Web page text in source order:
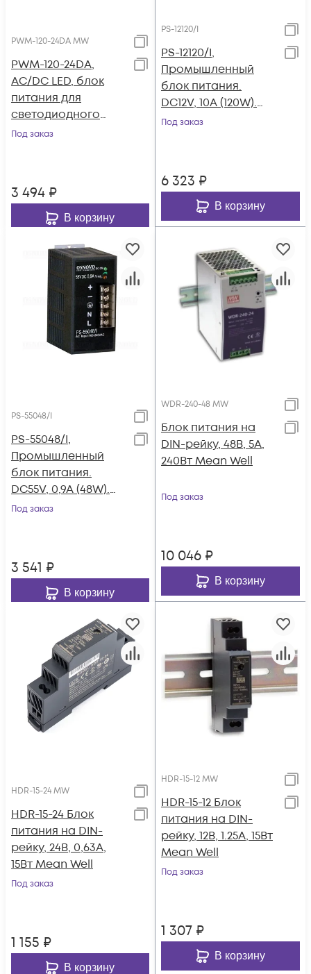
PWM-120-24DA MW
PWM-120-24DA,
AC/DC LED, блок
питания для
светодиодного
освещения.
Под заказ
3 494 ₽
В корзину
PS-12120/I
PS-12120/I,
Промышленный
блок питания.
DC12V, 10A (120W).
OSNOVO
Под заказ
6 323 ₽
В корзину
PS-55048/I
PS-55048/I,
Промышленный
блок питания.
DC55V, 0,9A (48W).
OSNOVO
Под заказ
3 541 ₽
В корзину
WDR-240-48 MW
Блок питания на
DIN-рейку, 48В, 5А,
240Вт Mean Well
Под заказ
10 046 ₽
В корзину
HDR-15-24 MW
HDR-15-24 Блок
питания на DIN-
рейку, 24В, 0,63А,
15Вт Mean Well
Под заказ
1 155 ₽
В корзину
HDR-15-12 MW
HDR-15-12 Блок
питания на DIN-
рейку, 12В, 1.25А, 15Вт
Mean Well
Под заказ
1 307 ₽
В корзину